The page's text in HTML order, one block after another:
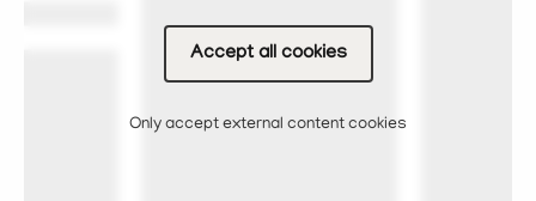
Accept all cookies
Only accept external content cookies